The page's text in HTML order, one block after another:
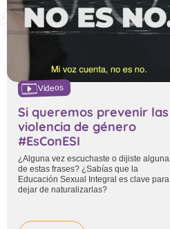
Videos
Si queremos prevenir las
violencia de género
#EsConESI
¿Alguna vez escuchaste o dijiste alguna
de estas frases? ¿Sabías que la
Educación Sexual Integral es clave para
dejar de naturalizarlas?